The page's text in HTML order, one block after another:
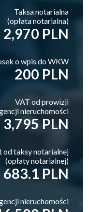
Taksa notarialna
(opłata notarialna)
2,970 PLN
o wpis do WKW
200 PLN
VAT od prowizji
nieruchomości
3,795 PLN
od taksy notarialnej
(opłaty notarialnej)
683.1 PLN
nieruchomości